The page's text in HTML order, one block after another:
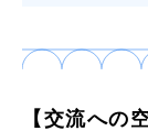
【交流への